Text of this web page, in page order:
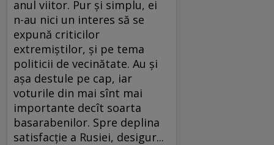
anul viitor. Pur şi simplu, ei
n-au nici un interes să se
expună criticilor
extremiştilor, şi pe tema
politicii de vecinătate. Au şi
aşa destule pe cap, iar
voturile din mai sînt mai
importante decît soarta
basarabenilor. Spre deplina
satisfacţie a Rusiei, desigur...